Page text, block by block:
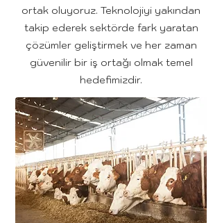
ortak oluyoruz. Teknolojiyi yakından
takip ederek sektörde fark yaratan
çözümler geliştirmek ve her zaman
güvenilir bir iş ortağı olmak temel
hedefimizdir.